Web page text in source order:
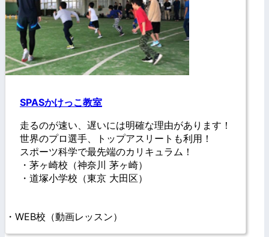
SPASかけっこ教室
走るのが速い、遅いには明確な理由があります！
世界のプロ選手、トップアスリートも利用！
スポーツ科学で最先端のカリキュラム！
・茅ヶ崎校（神奈川 茅ヶ崎）
・道塚小学校（東京 大田区）
・WEB校（動画レッスン）